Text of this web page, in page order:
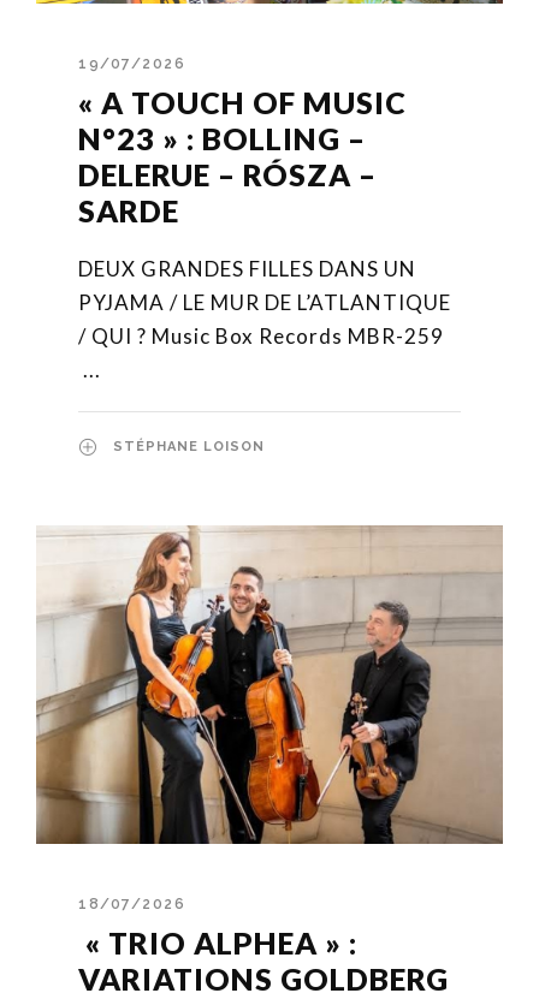
19/07/2026
« A TOUCH OF MUSIC
N°23 » : BOLLING –
DELERUE – RÓSZA –
SARDE
DEUX GRANDES FILLES DANS UN
PYJAMA / LE MUR DE L’ATLANTIQUE
/ QUI ? Music Box Records MBR-259
...
STÉPHANE LOISON
18/07/2026
« TRIO ALPHEA » :
VARIATIONS GOLDBERG